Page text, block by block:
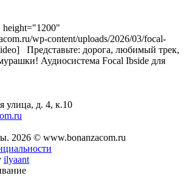
wp-content/uploads/2026/03/focal-
Представьте: дорога, любимый трек,
Аудиосистема Focal Ibside для
улица, д. 4, к.10
2026 © www.bonanzacom.ru
ilyaant